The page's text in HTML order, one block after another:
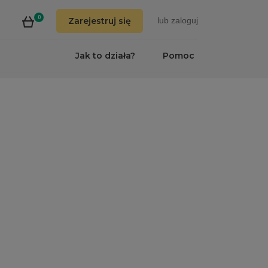
0 Zarejestruj się lub zaloguj
Pomoc
Jak to działa?